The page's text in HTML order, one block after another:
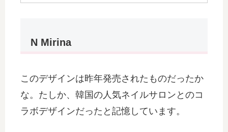
N Mirina
このデザインは昨年発売されたものだったか
な。たしか、韓国の人気ネイルサロンとのコ
ラボデザインだったと記憶しています。